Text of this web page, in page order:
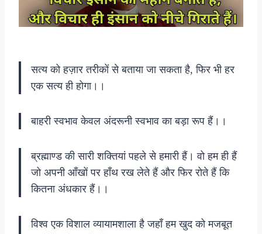
सत्य को हज़ार तरीकों से बताया जा सकता है, फिर भी हर
एक सत्य ही होगा।।
बाहरी स्वभाव केवल अंदरूनी स्वभाव का बड़ा रूप हैं।।
ब्रह्माण्ड की सारी शक्तियां पहले से हमारी हैं। वो हम ही हैं
जो अपनी आँखों पर हाँथ रख लेते हैं और फिर रोते हैं कि
कितना अंधकार हैं।।
विश्व एक विशाल व्यायामशाला है जहाँ हम खुद को मजबूत